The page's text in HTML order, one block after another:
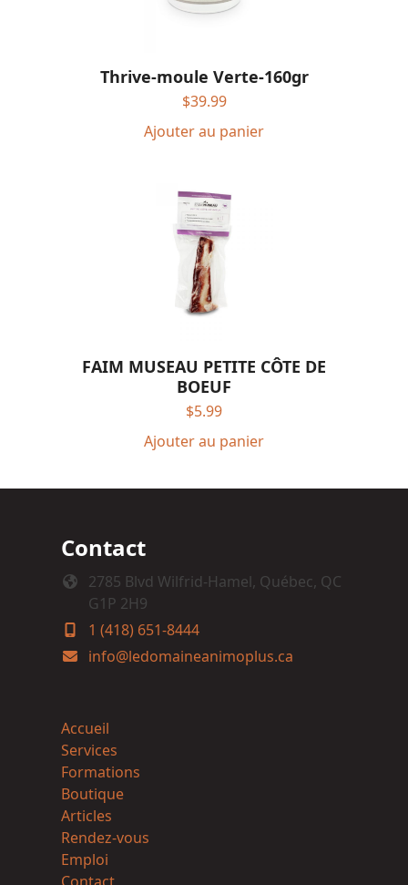
Thrive-moule Verte-160gr
$39.99
Ajouter au panier
FAIM MUSEAU PETITE CÔTE DE
BOEUF
$5.99
Ajouter au panier
Contact
2785 Blvd Wilfrid-Hamel, Québec, QC
G1P 2H9
1 (418) 651-8444
info@ledomaineanimoplus.ca
Accueil
Services
Formations
Boutique
Articles
Rendez-vous
Emploi